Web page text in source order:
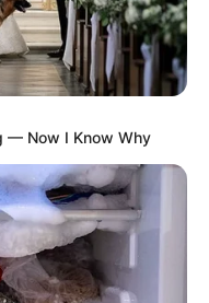
— Now I Know Why